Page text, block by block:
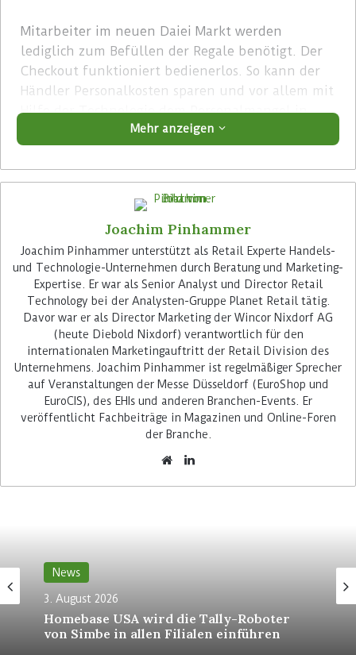
Mitarbeiter im neuen Daiei Markt werden
lediglich zum Befüllen der Regale benötigt. Der
Checkout funktioniert bedienerlos. So kann der
Händler Personalkosten sparen und vor allem mit
Hilfe der Technologie dem Personalmangel in
Japan entgegenwirken. Es ist zu erwarten, dass
Aeon nach erfolgreicher Einführung des Systems
weitere Filialen mit Cloudpick Technologie
Advertisement
Computer Vision und Künstliche
Intelligenz (KI) digitalisieren das
Einkaufen
Sensortechnologie. Die Software wertet die Daten
eindeutig identifizieren, dem jeweiligen Kunden
Das 2017 gegründete Start-up Unternehmen
Mehr anzeigen
Joachim Pinhammer
Joachim Pinhammer unterstützt als Retail Experte Handels-
und Technologie-Unternehmen durch Beratung und Marketing-
Expertise. Er war als Senior Analyst und Director Retail
Technology bei der Analysten-Gruppe Planet Retail tätig.
Davor war er als Director Marketing der Wincor Nixdorf AG
(heute Diebold Nixdorf) verantwortlich für den
internationalen Marketingauftritt der Retail Division des
Unternehmens. Joachim Pinhammer ist regelmäßiger Sprecher
auf Veranstaltungen der Messe Düsseldorf (EuroShop und
EuroCIS), des EHIs und anderen Branchen-Events. Er
veröffentlicht Fachbeiträge in Magazinen und Online-Foren
der Branche.
News
3. August 2026
Homebase USA wird die Tally-Roboter
von Simbe in allen Filialen einführen